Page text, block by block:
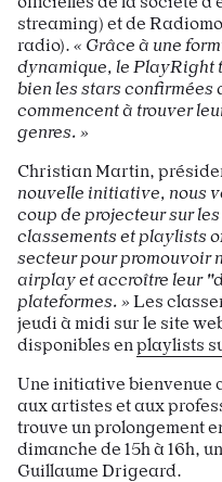
streaming) et de
radio). « Grâce à une
dynamique, le PlayRight
bien les stars confirmées
commencent à trouver
genres. »
Christian Martin,
nouvelle initiative, nous
coup de projecteur sur
classements et playlists
secteur pour promouvoir
airplay et accroître leur
plateformes. » Les
jeudi à midi sur le site
disponibles enplaylists
Une initiative bienvenue
aux artistes et aux
trouve un prolongement
dimanche de 15h à 16h,
Guillaume Drigeard.